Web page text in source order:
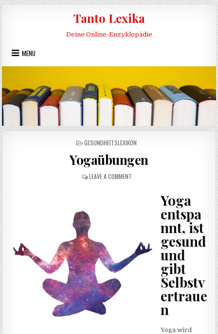
Skip to content
Tanto Lexika
Deine Online-Enzyklopädie
MENU
POSTED IN
GESUNDHEITSLEXIKON
Yogaübungen
LEAVE A COMMENTON YOGAÜBUNGEN
Yoga
entspa
nnt, ist
gesund
und
gibt
Selbstv
ertraue
n
Yoga wird